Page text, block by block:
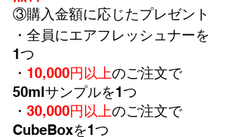
③購入金額に応じたプレゼント
・全員にエアフレッシュナーを
1つ
・ 10,000円以上のご注文で
50mlサンプルを1つ
・ 30,000円以上のご注文で
CubeBoxを1つ